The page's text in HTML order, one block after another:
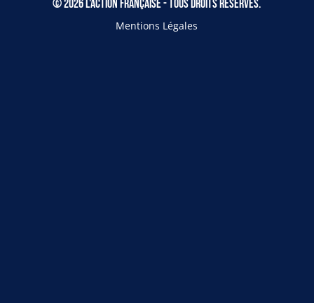
© 2026 L'Action Française - Tous droits réservés.
Mentions Légales